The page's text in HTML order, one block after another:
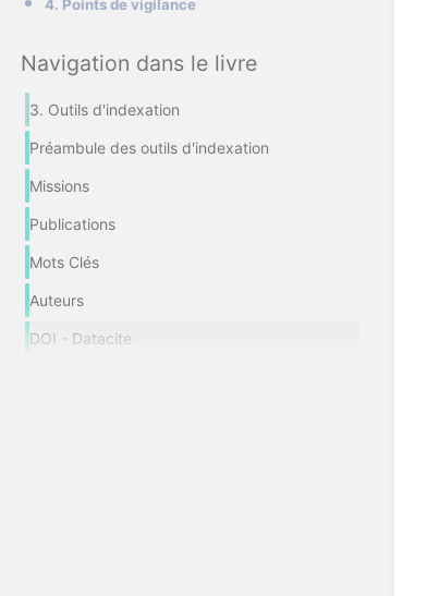
4. Points de vigilance
Navigation dans le livre
3. Outils d'indexation
Préambule des outils d'indexation
Missions
Publications
Mots Clés
Auteurs
DOI - Datacite